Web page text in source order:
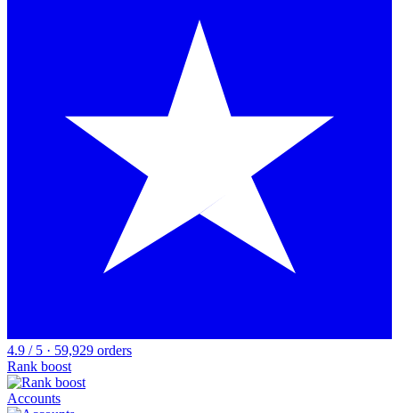
4.9 / 5 · 59,929 orders
Rank boost
Accounts